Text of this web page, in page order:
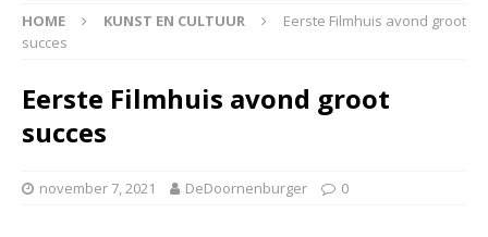
HOME KUNST EN CULTUUR
Eerste Filmhuis avond groot
succes
Eerste Filmhuis avond groot
succes
november 7, 2021 DeDoornenburger 0